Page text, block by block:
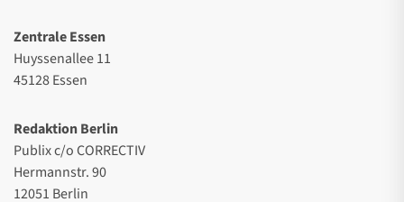
Zentrale Essen
Huyssenallee 11
45128 Essen
Redaktion Berlin
Publix c/o CORRECTIV
Hermannstr. 90
12051 Berlin